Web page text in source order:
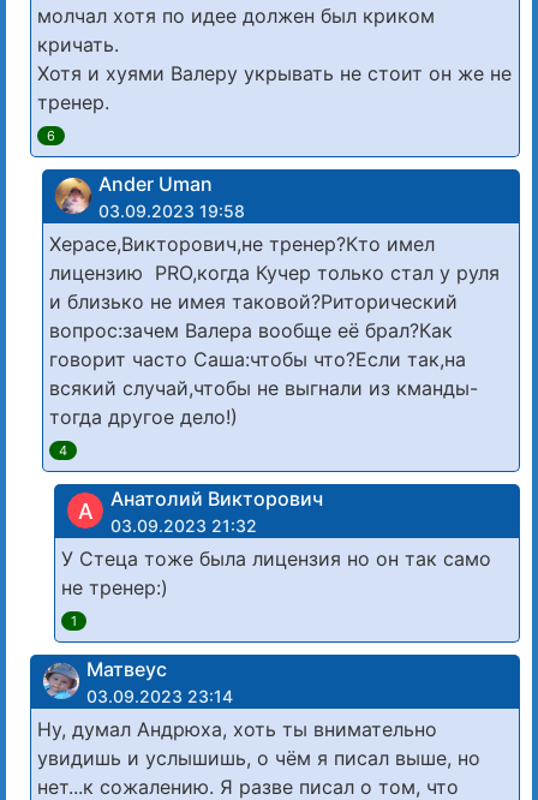
молчал хотя по идее должен был криком
кричать.
Хотя и хуями Валеру укрывать не стоит он же не
тренер.
6
Ander Uman
03.09.2023 19:58
Херасе,Викторович,не тренер?Кто имел
лицензию PRO,когда Кучер только стал у руля
и близько не имея таковой?Риторический
вопрос:зачем Валера вообще её брал?Как
говорит часто Саша:чтобы что?Если так,на
всякий случай,чтобы не выгнали из кманды-
тогда другое дело!)
4
А Анатолий Викторович
03.09.2023 21:32
У Стеца тоже была лицензия но он так само
не тренер:)
1
Матвеус
03.09.2023 23:14
Ну, думал Андрюха, хоть ты внимательно
увидишь и услышишь, о чём я писал выше, но
нет...к сожалению. Я разве писал о том, что